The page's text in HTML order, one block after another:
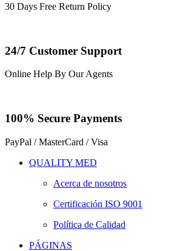
30 Days Free Return Policy
24/7 Customer Support
Online Help By Our Agents
100% Secure Payments
PayPal / MasterCard / Visa
QUALITY MED
Acerca de nosotros
Certificación ISO 9001
Política de Calidad
PÁGINAS